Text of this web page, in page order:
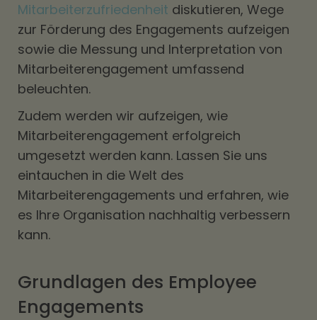
Mitarbeiterzufriedenheit diskutieren, Wege
zur Förderung des Engagements aufzeigen
sowie die Messung und Interpretation von
Mitarbeiterengagement umfassend
beleuchten.
Zudem werden wir aufzeigen, wie
Mitarbeiterengagement erfolgreich
umgesetzt werden kann. Lassen Sie uns
eintauchen in die Welt des
Mitarbeiterengagements und erfahren, wie
es Ihre Organisation nachhaltig verbessern
kann.
Grundlagen des Employee
Engagements